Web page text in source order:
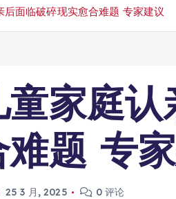
后面临破碎现实愈合难题 专家建议
家庭
难题 专
25 3 月, 2025 0 评论